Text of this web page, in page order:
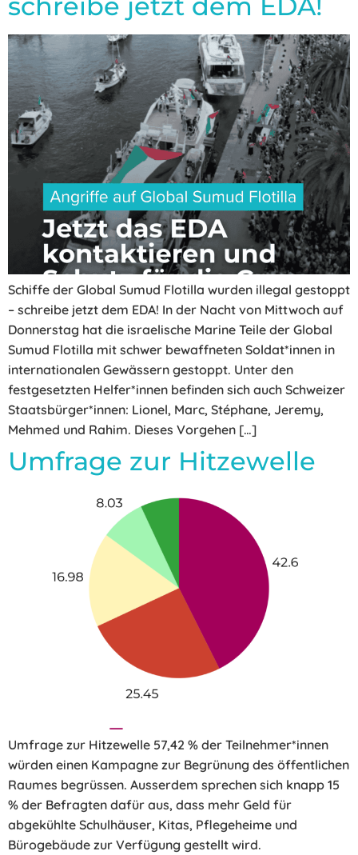
Schiffe der Global Sumud Flotilla wurden illegal gestoppt
– schreibe jetzt dem EDA! In der Nacht von Mittwoch auf
Donnerstag hat die israelische Marine Teile der Global
Sumud Flotilla mit schwer bewaffneten Soldat*innen in
internationalen Gewässern gestoppt. Unter den
festgesetzten Helfer*innen befinden sich auch Schweizer
Staatsbürger*innen: Lionel, Marc, Stéphane, Jeremy,
Mehmed und Rahim. Dieses Vorgehen […]
Umfrage zur Hitzewelle
Umfrage zur Hitzewelle 57,42 % der Teilnehmer*innen
würden einen Kampagne zur Begrünung des öffentlichen
Raumes begrüssen. Ausserdem sprechen sich knapp 15
% der Befragten dafür aus, dass mehr Geld für
abgekühlte Schulhäuser, Kitas, Pflegeheime und
Bürogebäude zur Verfügung gestellt wird.